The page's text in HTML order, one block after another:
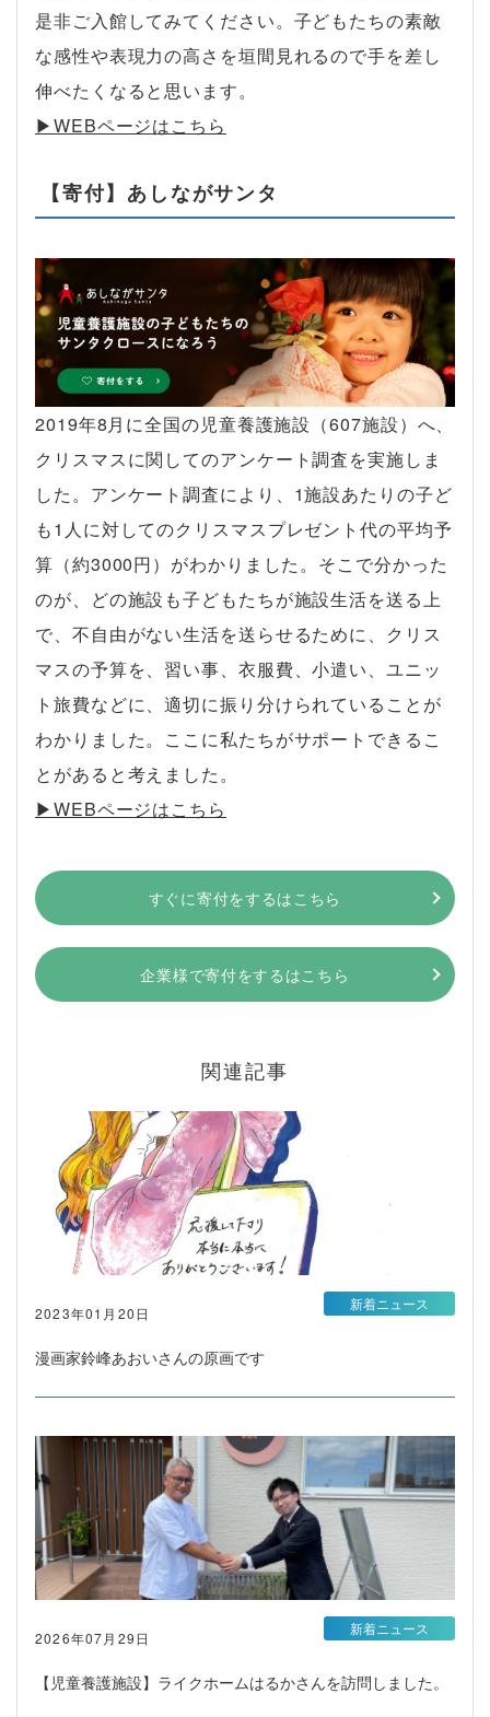
是非ご入館してみてください。子どもたちの素敵
な感性や表現力の高さを垣間見れるので手を差し
伸べたくなると思います。
▶︎WEBページはこちら
【寄付】あしながサンタ
2019年8月に全国の児童養護施設（607施設）へ、
クリスマスに関してのアンケート調査を実施しま
した。アンケート調査により、1施設あたりの子ど
も1人に対してのクリスマスプレゼント代の平均予
算（約3000円）がわかりました。そこで分かった
のが、どの施設も子どもたちが施設生活を送る上
で、不自由がない生活を送らせるために、クリス
マスの予算を、習い事、衣服費、小遣い、ユニッ
ト旅費などに、適切に振り分けられていることが
わかりました。ここに私たちがサポートできるこ
とがあると考えました。
▶︎WEBページはこちら
すぐに寄付をするはこちら
企業様で寄付をするはこちら
関連記事
2023年01月20日
漫画家鈴峰あおいさんの原画です
新着ニュース
2026年07月29日
【児童養護施設】ライクホームはるかさんを訪問しました。
新着ニュース